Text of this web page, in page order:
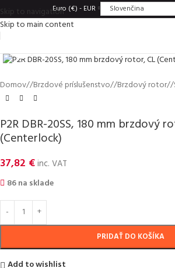
Skip to navigation
Skip to main content
Euro (€) - EUR Slovenčina
Domov/ Brzdové príslušenstvo/ Brzdový rotor/
P2R DBR-20SS, 180 mm brzdový
(Centerlock)
37,82 €inc. VAT
86 na sklade
PRIDAŤ DO KOŠÍKA
Add to wishlist